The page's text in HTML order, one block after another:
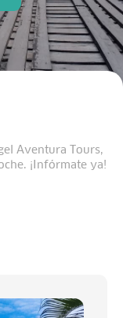
Aventura Tours,
¡Infórmate ya!